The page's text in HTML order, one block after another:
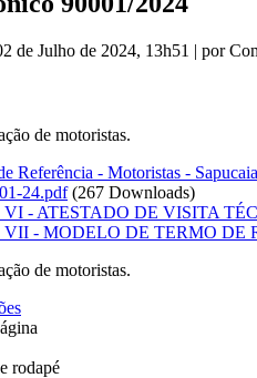
de Julho de 2024, 13h51 | por
de motoristas.
Referência - Motoristas -
24.pdf (267 Downloads)
- ATESTADO DE VISITA
- MODELO DE TERMO DE
de motoristas.
rodapé